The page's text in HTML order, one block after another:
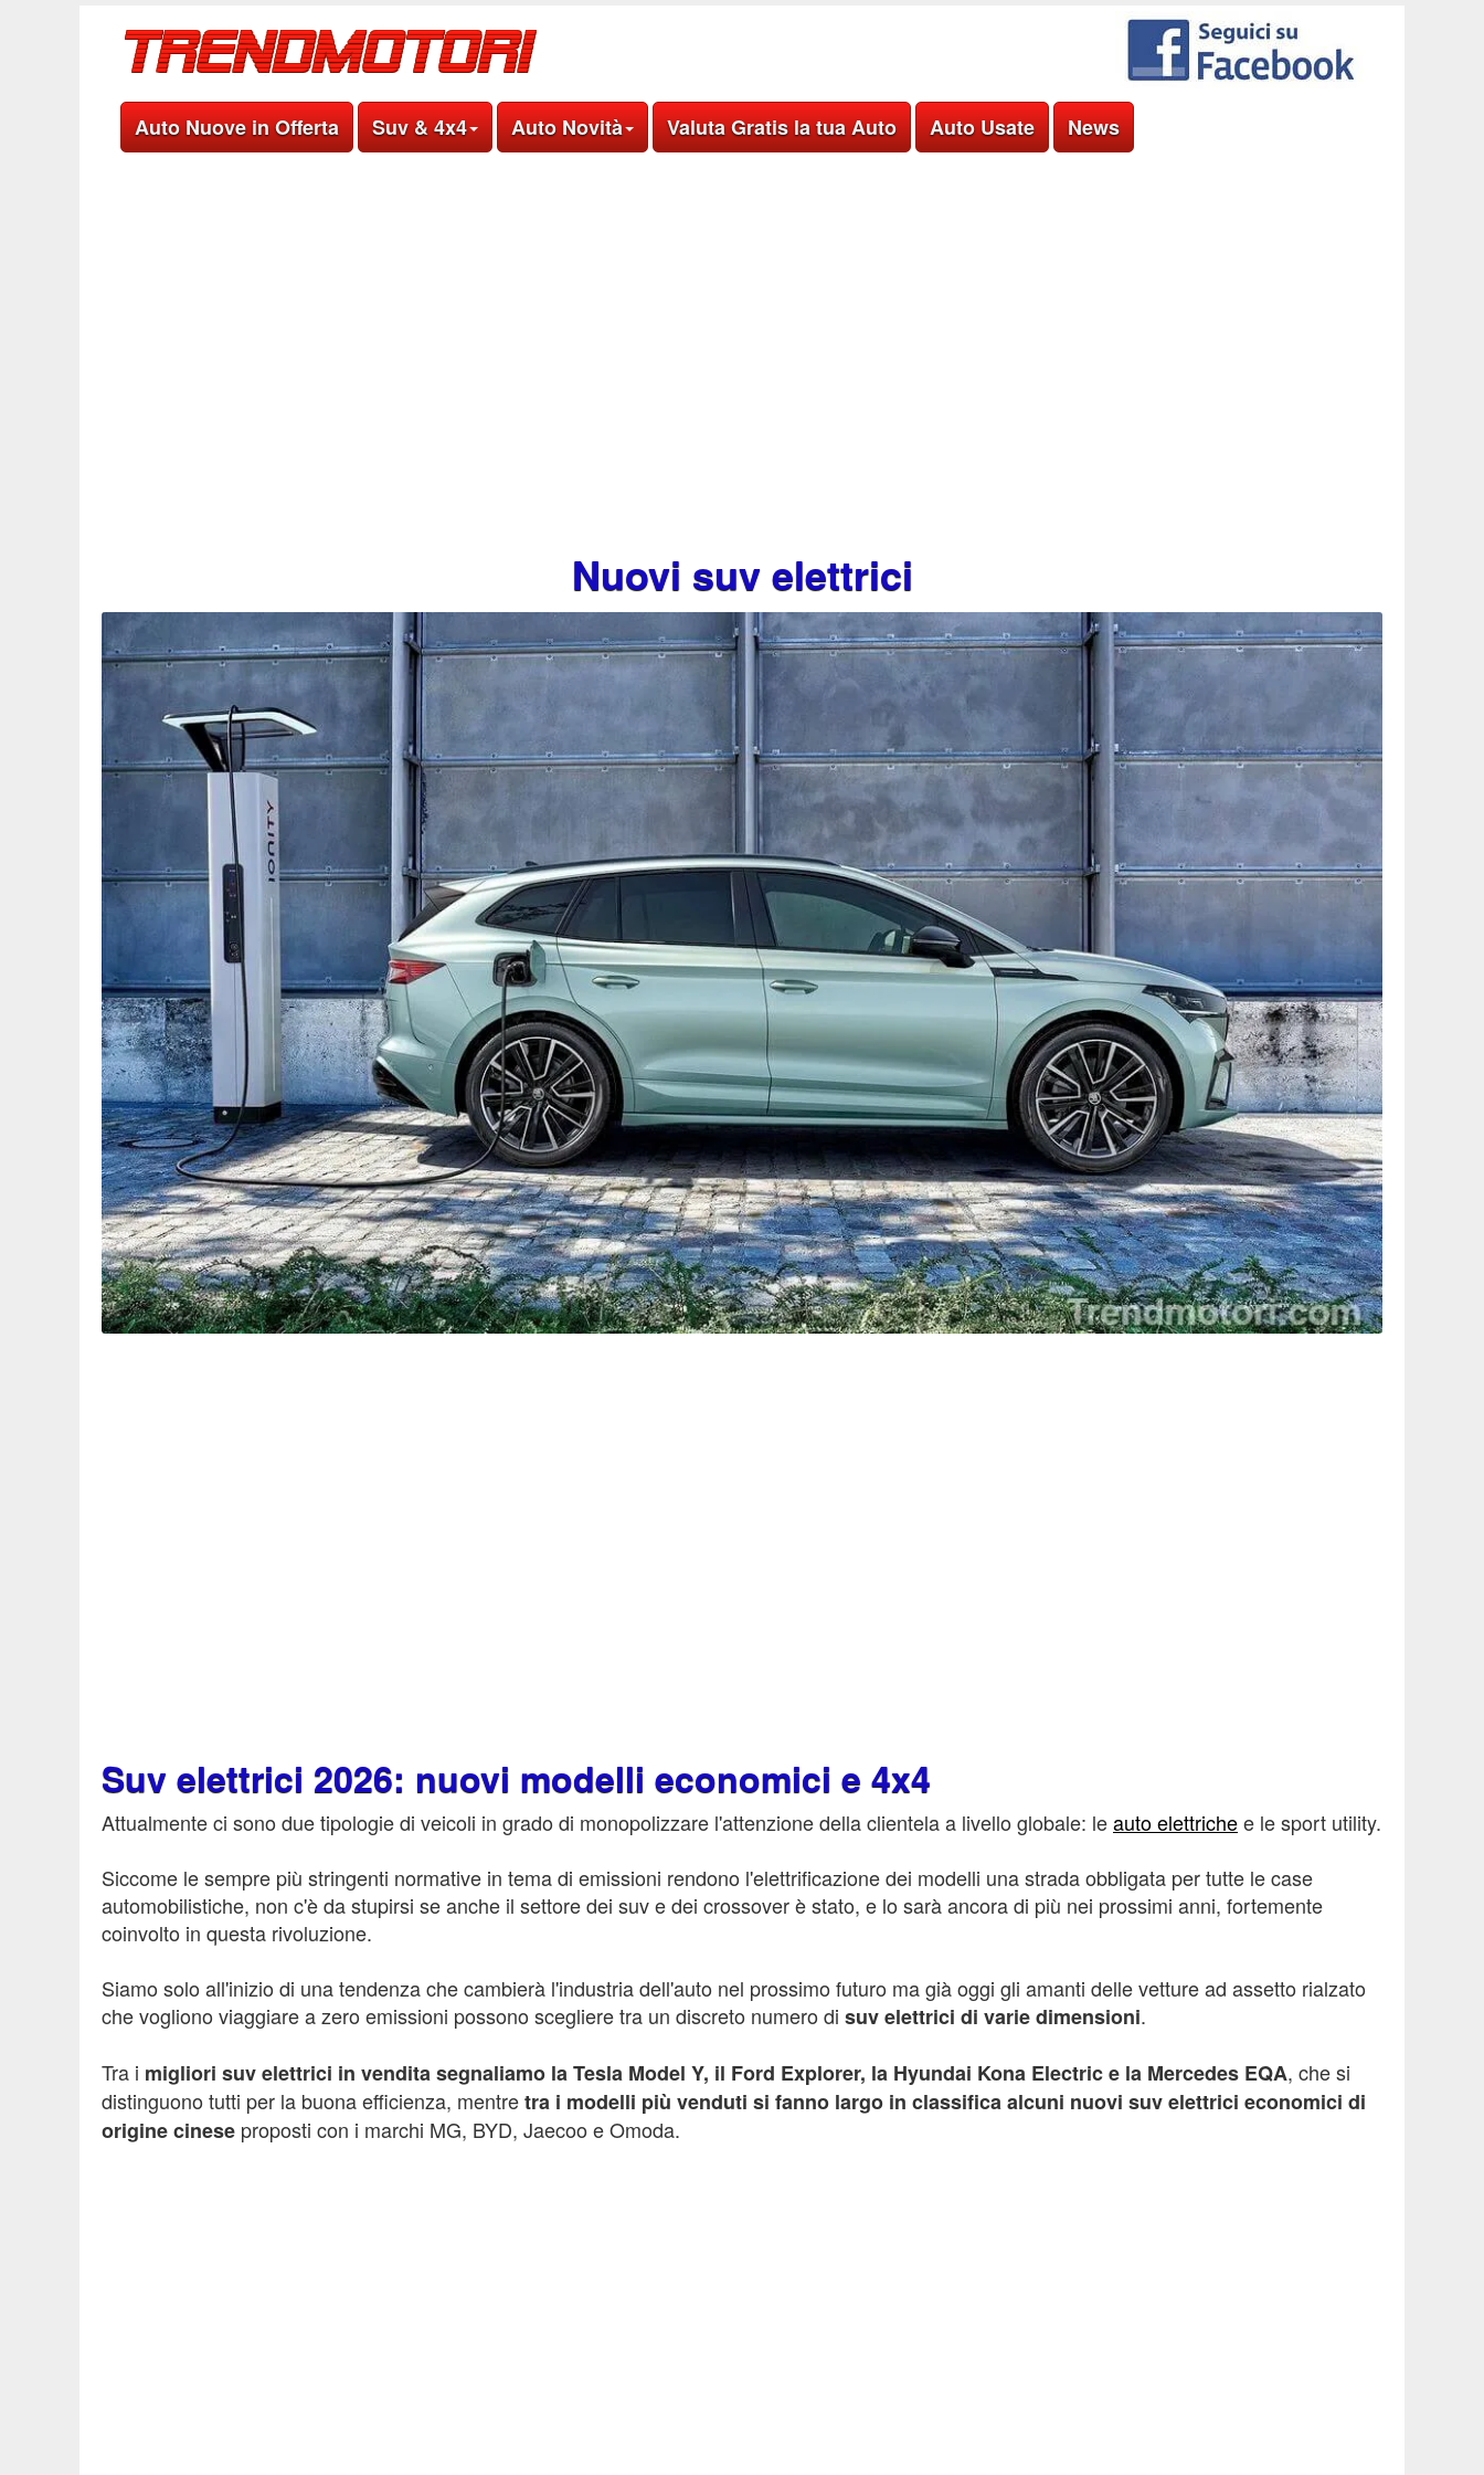
Auto Nuove in Offerta Suv & 4x4 Auto Novità Valuta Gratis la tua Auto Auto Usate News
Nuovi suv elettrici
Suv elettrici 2026: nuovi modelli economici e 4x4
Attualmente ci sono due tipologie di veicoli in grado di monopolizzare l'attenzione della clientela a livello globale: leauto elettrichee le sport utility.
Siccome le sempre più stringenti normative in tema di emissioni rendono l'elettrificazione dei modelli una strada obbligata per tutte le case
automobilistiche, non c'è da stupirsi se anche il settore dei suv e dei crossover è stato, e lo sarà ancora di più nei prossimi anni, fortemente
coinvolto in questa rivoluzione.
Siamo solo all'inizio di una tendenza che cambierà l'industria dell'auto nel prossimo futuro ma già oggi gli amanti delle vetture ad assetto rialzato
che vogliono viaggiare a zero emissioni possono scegliere tra un discreto numero di suv elettrici di varie dimensioni.
Tra i migliori suv elettrici in vendita segnaliamo la Tesla Model Y, il Ford Explorer, la Hyundai Kona Electric e la Mercedes EQA, che si
distinguono tutti per la buona efficienza, mentretra i modelli più venduti si fanno largo in classifica alcuni nuovi suv elettrici economici di
origine cinese proposti con i marchi MG, BYD, Jaecoo e Omoda.